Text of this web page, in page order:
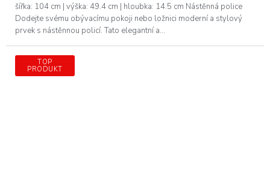
šířka: 104 cm | výška: 49.4 cm | hloubka: 14.5 cm Nástěnná police
Dodejte svému obývacímu pokoji nebo ložnici moderní a stylový
prvek s nástěnnou policí. Tato elegantní a...
TOP
PRODUKT